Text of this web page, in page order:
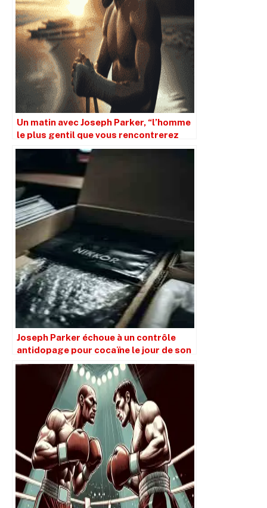
Un matin avec Joseph Parker, “l’homme
le plus gentil que vous rencontrerez
jamais”
Joseph Parker échoue à un contrôle
antidopage pour cocaïne le jour de son
combat contre Fabio Wardley